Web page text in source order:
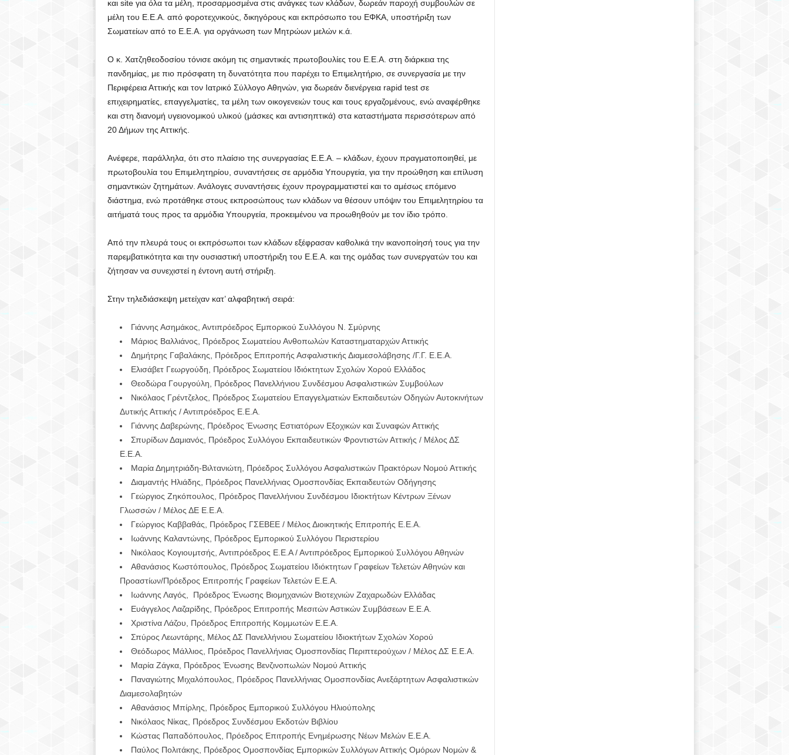
S
D
)
και site για όλα τα μέλη, προσαρμοσμένα στις ανάγκες των κλάδων, δωρεάν παροχή συμβουλών σε
μέλη του Ε.Ε.Α. από φοροτεχνικούς, δικηγόρους και εκπρόσωπο του ΕΦΚΑ, υποστήριξη των
Σωματείων από το Ε.Ε.Α. για οργάνωση των Μητρώων μελών κ.ά.
Ο κ. Χατζηθεοδοσίου τόνισε ακόμη τις σημαντικές πρωτοβουλίες του Ε.Ε.Α. στη διάρκεια της
πανδημίας, με πιο πρόσφατη τη δυνατότητα που παρέχει το Επιμελητήριο, σε συνεργασία με την
Περιφέρεια Αττικής και τον Ιατρικό Σύλλογο Αθηνών, για δωρεάν διενέργεια rapid test σε
επιχειρηματίες, επαγγελματίες, τα μέλη των οικογενειών τους και τους εργαζομένους, ενώ αναφέρθηκε
και στη διανομή υγειονομικού υλικού (μάσκες και αντισηπτικά) στα καταστήματα περισσότερων από
20 Δήμων της Αττικής.
Ανέφερε, παράλληλα, ότι στο πλαίσιο της συνεργασίας Ε.Ε.Α. – κλάδων, έχουν πραγματοποιηθεί, με
πρωτοβουλία του Επιμελητηρίου, συναντήσεις σε αρμόδια Υπουργεία, για την προώθηση και επίλυση
σημαντικών ζητημάτων. Ανάλογες συναντήσεις έχουν προγραμματιστεί και το αμέσως επόμενο
διάστημα, ενώ προτάθηκε στους εκπροσώπους των κλάδων να θέσουν υπόψιν του Επιμελητηρίου τα
αιτήματά τους προς τα αρμόδια Υπουργεία, προκειμένου να προωθηθούν με τον ίδιο τρόπο.
Από την πλευρά τους οι εκπρόσωποι των κλάδων εξέφρασαν καθολικά την ικανοποίησή τους για την
παρεμβατικότητα και την ουσιαστική υποστήριξη του Ε.Ε.Α. και της ομάδας των συνεργατών του και
ζήτησαν να συνεχιστεί η έντονη αυτή στήριξη.
Στην τηλεδιάσκεψη μετείχαν κατ’ αλφαβητική σειρά:
Γιάννης Ασημάκος, Αντιπρόεδρος Εμπορικού Συλλόγου Ν. Σμύρνης
Μάριος Βαλλιάνος, Πρόεδρος Σωματείου Ανθοπωλών Καταστηματαρχών Αττικής
Δημήτρης Γαβαλάκης, Πρόεδρος Επιτροπής Ασφαλιστικής Διαμεσολάβησης /Γ.Γ. Ε.Ε.Α.
Ελισάβετ Γεωργούδη, Πρόεδρος Σωματείου Ιδιόκτητων Σχολών Χορού Ελλάδος
Θεοδώρα Γουργούλη, Πρόεδρος Πανελλήνιου Συνδέσμου Ασφαλιστικών Συμβούλων
Νικόλαος Γρέντζελος, Πρόεδρος Σωματείου Επαγγελματιών Εκπαιδευτών Οδηγών Αυτοκινήτων
Δυτικής Αττικής / Αντιπρόεδρος Ε.Ε.Α.
Γιάννης Δαβερώνης, Πρόεδρος Ένωσης Εστιατόρων Εξοχικών και Συναφών Αττικής
Σπυρίδων Δαμιανός, Πρόεδρος Συλλόγου Εκπαιδευτικών Φροντιστών Αττικής / Μέλος ΔΣ
Ε.Ε.Α.
Μαρία Δημητριάδη-Βιλτανιώτη, Πρόεδρος Συλλόγου Ασφαλιστικών Πρακτόρων Νομού Αττικής
Διαμαντής Ηλιάδης, Πρόεδρος Πανελλήνιας Ομοσπονδίας Εκπαιδευτών Οδήγησης
Γεώργιος Ζηκόπουλος, Πρόεδρος Πανελλήνιου Συνδέσμου Ιδιοκτήτων Κέντρων Ξένων
Γλωσσών / Μέλος ΔΕ Ε.Ε.Α.
Γεώργιος Καββαθάς, Πρόεδρος ΓΣΕΒΕΕ / Μέλος Διοικητικής Επιτροπής Ε.Ε.Α.
Ιωάννης Καλαντώνης, Πρόεδρος Εμπορικού Συλλόγου Περιστερίου
Νικόλαος Κογιουμτσής, Αντιπρόεδρος Ε.Ε.Α / Αντιπρόεδρος Εμπορικού Συλλόγου Αθηνών
Αθανάσιος Κωστόπουλος, Πρόεδρος Σωματείου Ιδιόκτητων Γραφείων Τελετών Αθηνών και
Προαστίων/Πρόεδρος Επιτροπής Γραφείων Τελετών Ε.Ε.Α.
Ιωάννης Λαγός, Πρόεδρος Ένωσης Βιομηχανιών Βιοτεχνιών Ζαχαρωδών Ελλάδας
Ευάγγελος Λαζαρίδης, Πρόεδρος Επιτροπής Μεσιτών Αστικών Συμβάσεων Ε.Ε.Α.
Χριστίνα Λάζου, Πρόεδρος Επιτροπής Κομμωτών Ε.Ε.Α.
Σπύρος Λεωντάρης, Μέλος ΔΣ Πανελλήνιου Σωματείου Ιδιοκτήτων Σχολών Χορού
Θεόδωρος Μάλλιος, Πρόεδρος Πανελλήνιας Ομοσπονδίας Περιπτερούχων / Μέλος ΔΣ Ε.Ε.Α.
Μαρία Ζάγκα, Πρόεδρος Ένωσης Βενζινοπωλών Νομού Αττικής
Παναγιώτης Μιχαλόπουλος, Πρόεδρος Πανελλήνιας Ομοσπονδίας Ανεξάρτητων Ασφαλιστικών
Διαμεσολαβητών
Αθανάσιος Μπίρλης, Πρόεδρος Εμπορικού Συλλόγου Ηλιούπολης
Νικόλαος Νίκας, Πρόεδρος Συνδέσμου Εκδοτών Βιβλίου
Κώστας Παπαδόπουλος, Πρόεδρος Επιτροπής Ενημέρωσης Νέων Μελών Ε.Ε.Α.
Παύλος Πολιτάκης, Πρόεδρος Ομοσπονδίας Εμπορικών Συλλόγων Αττικής Ομόρων Νομών &